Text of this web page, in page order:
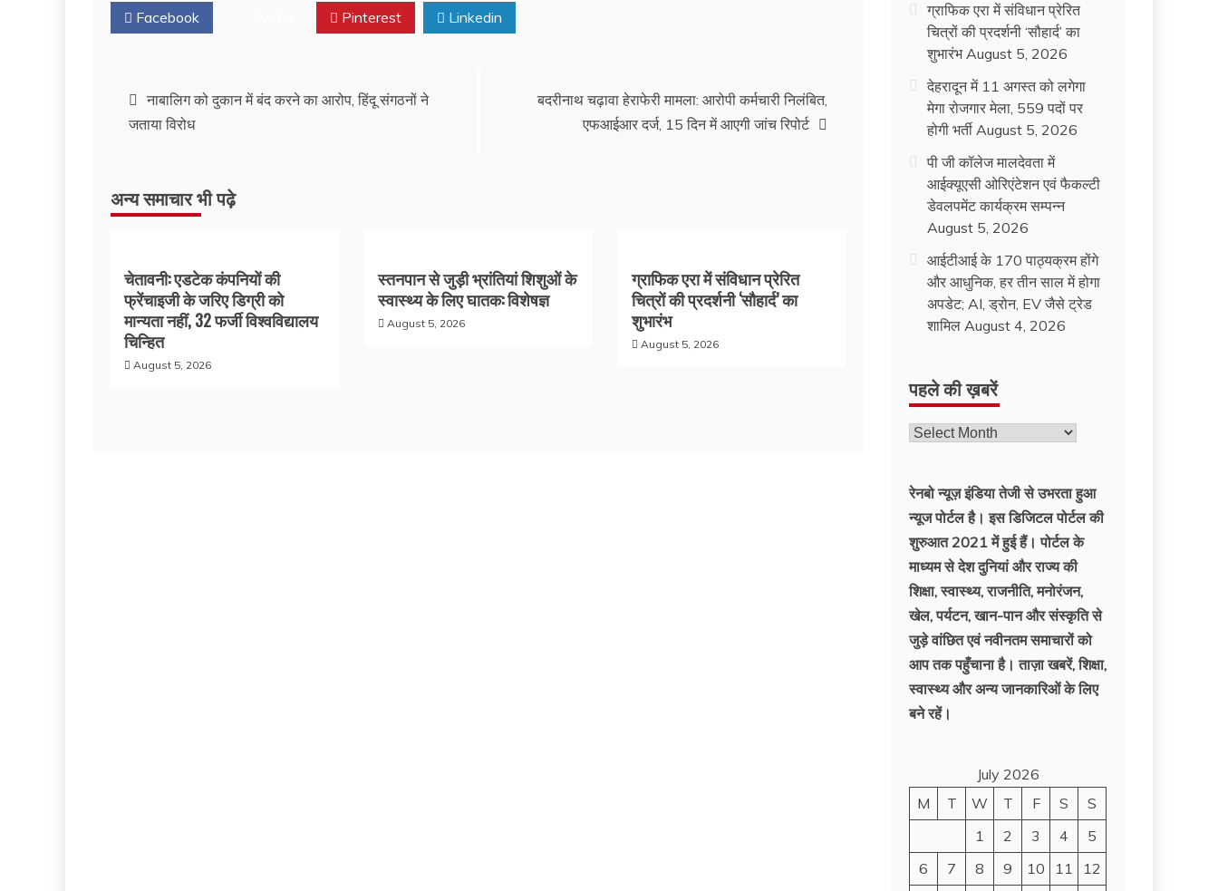
Facebook Pinterest Linkedin
Post
navigation
नाबालिग को दुकान में बंद करने का आरोप, हिंदू संगठनों ने
जताया विरोध
बदरीनाथ चढ़ावा हेराफेरी मामला: आरोपी कर्मचारी निलंबित,
एफआईआर दर्ज, 15 दिन में आएगी जांच रिपोर्ट
अन्य समाचार भी पढ़े
चेतावनी: एडटेक कंपनियों की
फ्रेंचाइजी के जरिए डिग्री को
मान्यता नहीं, 32 फर्जी विश्वविद्यालय
चिन्हित
August 5, 2026
स्तनपान से जुड़ी भ्रांतियां शिशुओं के
स्वास्थ्य के लिए घातक: विशेषज्ञ
August 5, 2026
ग्राफिक एरा में संविधान प्रेरित
चित्रों की प्रदर्शनी ‘सौहार्द’ का
शुभारंभ
August 5, 2026
ग्राफिक एरा में संविधान प्रेरित
चित्रों की प्रदर्शनी ‘सौहार्द’ का
शुभारंभ August 5, 2026
देहरादून में 11 अगस्त को लगेगा
मेगा रोजगार मेला, 559 पदों पर
होगी भर्ती August 5, 2026
पी जी कॉलेज मालदेवता में
आईक्यूएसी ओरिएंटेशन एवं फैकल्टी
डेवलपमेंट कार्यक्रम सम्पन्न
August 5, 2026
आईटीआई के 170 पाठ्यक्रम होंगे
और आधुनिक, हर तीन साल में होगा
अपडेट; AI, ड्रोन, EV जैसे ट्रेड
शामिल August 4, 2026
पहले की ख़बरें
पहले
ख़बरें
रेनबो न्यूज़ इंडिया तेजी से उभरता हुआ
न्‍यूज पोर्टल है। इस डिजिटल पोर्टल की
शुरुआत 2021 में हुई हैं। पोर्टल के
माध्यम से देश दुनियां और राज्य की
शिक्षा, स्वास्थ्य, राजनीति, मनोरंजन,
खेल, पर्यटन, खान-पान और संस्कृति से
जुड़े वांछित एवं नवीनतम समाचारों को
आप तक पहुँचाना है। ताज़ा खबरें, शिक्षा,
स्वास्थ्य और अन्य जानकारिओं के लिए
बने रहें।
July 2026
M
T W T F S
S
1
2 3 4
5
6
7 8 9 10 11
12